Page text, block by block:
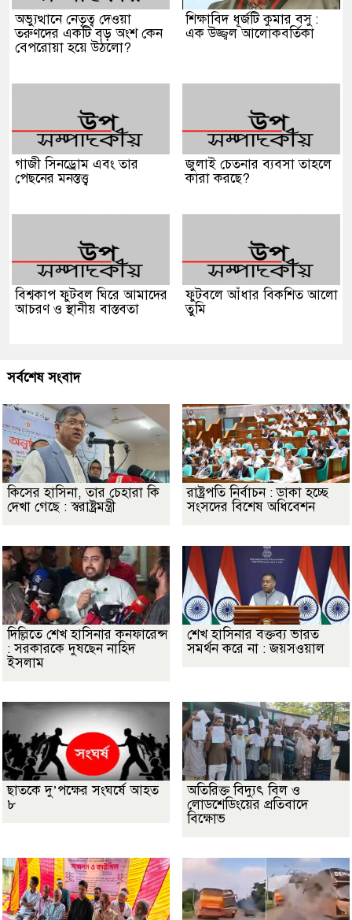
অভ্যুত্থানে নেতৃত্ব দেওয়া
তরুণদের একটি বড় অংশ কেন
বেপরোয়া হয়ে উঠলো?
শিক্ষাবিদ ধূর্জটি কুমার বসু :
এক উজ্জ্বল আলোকবর্তিকা
গাজী সিনড্রোম এবং তার
পেছনের মনস্তত্ত্ব
জুলাই চেতনার ব্যবসা তাহলে
কারা করছে?
বিশ্বকাপ ফুটবল ঘিরে আমাদের
আচরণ ও স্থানীয় বাস্তবতা
ফুটবলে আঁধার বিকশিত আলো
তুমি
সর্বশেষ সংবাদ
কিসের হাসিনা, তার চেহারা কি
দেখা গেছে : স্বরাষ্ট্রমন্ত্রী
রাষ্ট্রপতি নির্বাচন : ডাকা হচ্ছে
সংসদের বিশেষ অধিবেশন
দিল্লিতে শেখ হাসিনার কনফারেন্স
: সরকারকে দুষছেন নাহিদ
ইসলাম
শেখ হাসিনার বক্তব্য ভারত
সমর্থন করে না : জয়সওয়াল
ছাতকে দু’পক্ষের সংঘর্ষে আহত
৮
অতিরিক্ত বিদ্যুৎ বিল ও
লোডশেডিংয়ের প্রতিবাদে
বিক্ষোভ